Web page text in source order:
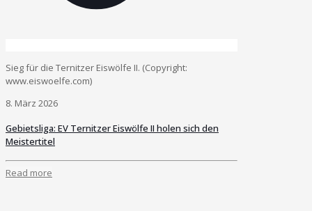
Sieg für die Ternitzer Eiswölfe II. (Copyright:
www.eiswoelfe.com)
8. März 2026
Gebietsliga: EV Ternitzer Eiswölfe II holen sich den
Meistertitel
Read more